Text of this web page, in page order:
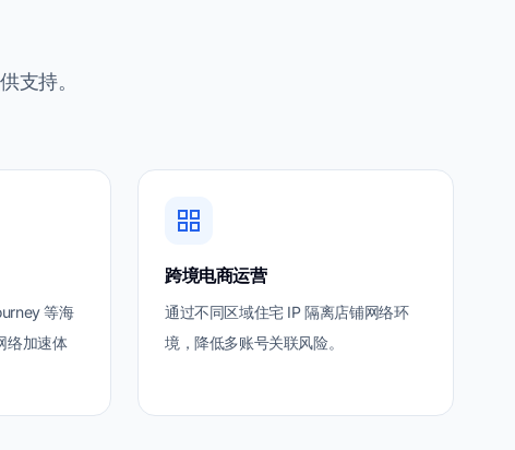
支持。
等海
络加速体
跨境电商运营
通过不同区域住宅 IP 隔离店铺网络环
境，降低多账号关联风险。